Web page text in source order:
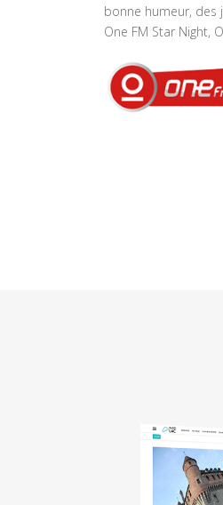
bonne humeur, des
One FM Star Night,